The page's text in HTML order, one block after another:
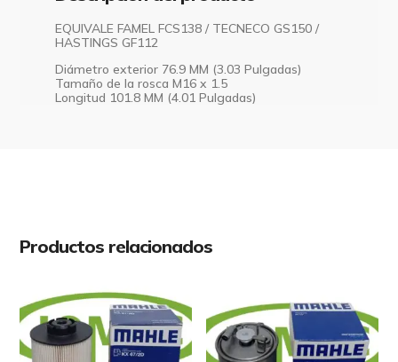
EQUIVALE FAMEL FCS138 / TECNECO GS150 /
HASTINGS GF112
Diámetro exterior 76.9 MM (3.03 Pulgadas)
Tamaño de la rosca M16 x 1.5
Longitud 101.8 MM (4.01 Pulgadas)
Productos relacionados